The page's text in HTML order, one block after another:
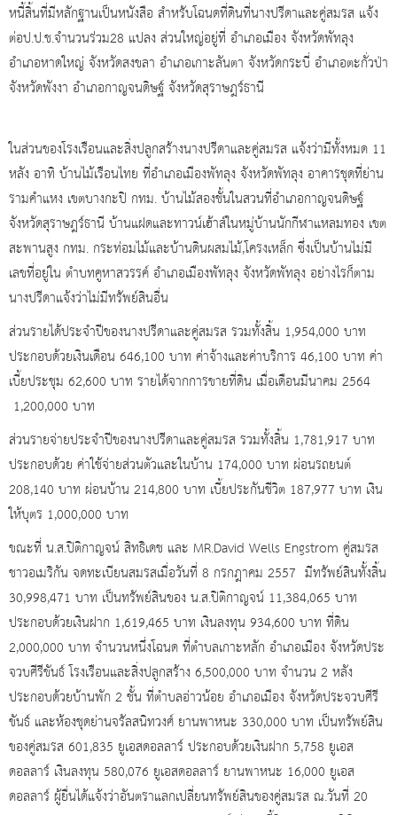
หนี้สิ้นที่มีหลักฐานเป็นหนังสือ​ สำหรับโฉนดที่ดินที่นางปรีดาและคู่สมรส​ แจ้ง
ต่อป.ป.ช.จำนวนร่วม​28 แปลง ส่วนใหญ่อยู่ที่ อำเภอเมือง​ จังหวัดพัทลุง​
อำเภอหาดใหญ่ จังหวัดสงขลา อำเภอเกาะลันตา​ จังหวัดกระบี่​ อำเภอตะกั่วป่า​
จังหวัดพังงา​ อำเภอกาญจนดิษฐ์ จังหวัดสุราษฎร์ธานี
ในส่วนของโรงเรือนและสิ่งปลูกสร้างนางปรีดาและคู่สมรส แจ้งว่ามีทั้งหมด 11
หลัง อาทิ บ้านไม้เรือนไทย ที่อำเภอเมืองพัทลุง จังหวัดพัทลุง อาคารชุดที่ย่าน
รามคำแหง เขตบางกะปิ กทม. บ้านไม้สองชั้นในสวนที่อำเภอกาญจนดิษฐ์
จังหวัดสุราษฎร์ธานี บ้านแฝดและทาวน์เฮ้าส์ในหมู่บ้านนักกีฬาแหลมทอง เขต
สะพานสูง กทม. กระท่อมไม้และบ้านดินผสมไม้,โครงเหล็ก ซึ่งเป็นบ้านไม่มี
เลขที่อยู่ใน ตำบทคูหาสวรรค์ อำเภอเมืองพัทลุง จังหวัดพัทลุง อย่างไรก็ตาม
นางปรีดาแจ้งว่าไม่มีทรัพย์สินอื่น
ส่วนรายได้ประจำปีของนางปรีดาและคู่สมรส รวมทั้งสิ้น 1,954,000 บาท
ประกอบด้วยเงินเดือน 646,100 บาท ค่าจ้างและค่าบริการ 46,100 บาท ค่า
เบี้ยประชุม 62,600 บาท รายได้จากการขายที่ดิน เมื่อเดือนมีนาคม 2564
1,200,000 บาท
ส่วนรายจ่ายประจำปีของนางปรีดาและคู่สมรส รวมทั้งสิ้น 1,781,917 บาท
ประกอบด้วย ค่าใช้จ่ายส่วนตัวและในบ้าน 174,000 บาท ผ่อนรถยนต์
208,140 บาท ผ่อนบ้าน 214,800 บาท เบี้ยประกันชีวิต 187,977 บาท เงิน
ให้บุตร 1,000,000 บาท
ขณะที่ น.ส.ปิติกาญจน์ สิทธิเดช​ และ​ MR.David Wells Engstrom คู่สมรส
ชาวอเมริกัน จดทะเบียนสมรสเมื่อวันที่ 8 กรกฎาคม 2557 มีทรัพย์สินทั้งสิ้น
30,998,471 บาท เป็นทรัพย์สินของ น.ส.ปิติกาญจน์ 11,384,065 บาท
ประกอบด้วยเงินฝาก 1,619,465 บาท เงินลงทุน 934,600 บาท ที่ดิน
2,000,000 บาท จำนวนหนึ่งโฉนด ที่ตำบลเกาะหลัก อำเภอเมือง จังหวัดประ
จวบศีรีขันธ์ โรงเรือนและสิ่งปลูกสร้าง 6,500,000 บาท จำนวน 2 หลัง
ประกอบด้วยบ้านพัก 2 ชั้น ที่ตำบลอ่าวน้อย อำเภอเมือง จังหวัดประจวบศีรี
ขันธ์ และห้องชุดย่านจรัลสนิทวงศ์ ยานพาหนะ 330,000 บาท เป็นทรัพย์สิน
ของคู่สมรส 601,835 ยูเอสดอลลาร์ ประกอบด้วยเงินฝาก 5,758 ยูเอส
ดอลลาร์ เงินลงทุน 580,076 ยูเอสดอลลาร์ ยานพาหนะ 16,000 ยูเอส
ดอลลาร์ ผู้ยื่นได้แจ้งว่าอันตราแลกเปลี่ยนทรัพย์สินของคู่สมรส ณ.วันที่ 20